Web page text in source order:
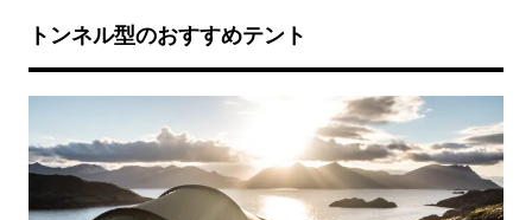
トンネル型のおすすめテント